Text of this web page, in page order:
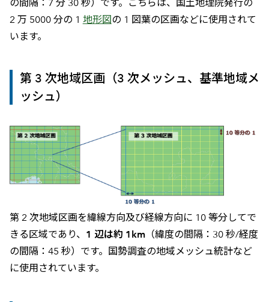
の間隔：7 分 30 秒）です。こちらは、国土地理院発行の
2 万 5000 分の 1 地形図の 1 図葉の区画などに使用されて
います。
第 3 次地域区画（3 次メッシュ、基準地域メ
ッシュ）
第 2 次地域区画を緯線方向及び経線方向に 10 等分してで
きる区域であり、 1 辺は約 1km（緯度の間隔：30 秒/経度
の間隔：45 秒）です。国勢調査の地域メッシュ統計など
に使用されています。